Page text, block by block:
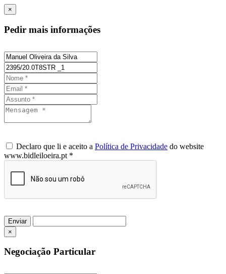
×
Pedir mais informações
Declaro que li e aceito a Política de Privacidade do website
www.bidleiloeira.pt *
Enviar
×
Negociação Particular